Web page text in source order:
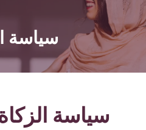
سياسة
سياسة